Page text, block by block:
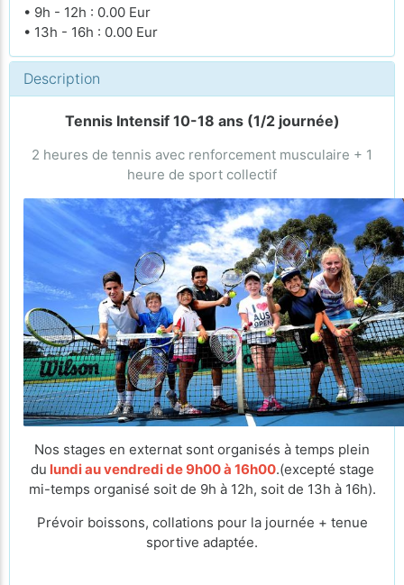
• 9h - 12h : 0.00 Eur
• 13h - 16h : 0.00 Eur
Description
Tennis Intensif 10-18 ans (1/2 journée)
2 heures de tennis avec renforcement musculaire + 1
heure de sport collectif
Nos stages en externat sont organisés à temps plein
du lundi au vendredi de 9h00 à 16h00.(excepté stage
mi-temps organisé soit de 9h à 12h, soit de 13h à 16h).
Prévoir boissons, collations pour la journée + tenue
sportive adaptée.